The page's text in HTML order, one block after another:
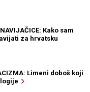
Kako sam
za hrvatsku
Limeni doboš koji